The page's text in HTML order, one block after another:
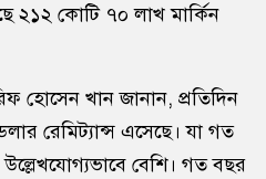
২১২ কোটি ৭০ লাখ মার্কিন
হোসেন খানজানান, প্রতিদিন
রেমিট্যান্স এসেছে। যা গত
বেশি। গত বছর